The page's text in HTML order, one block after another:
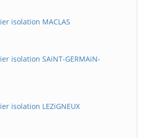
isolation MACLAS
isolation SAiNT-GERMAiN-
isolation LEZiGNEUX